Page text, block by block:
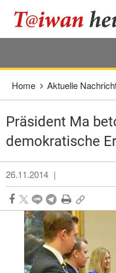
Direkt weiter zum Haupt-
Home Aktuelle
Präsident Ma
demokratische
26.11.2014 |